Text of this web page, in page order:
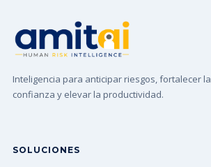
Inteligencia para anticipar riesgos, fortalecer la
confianza y elevar la productividad.
SOLUCIONES